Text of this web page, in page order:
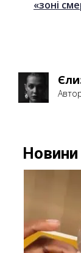
«зоні